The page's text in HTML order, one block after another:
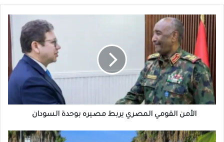
الأمن
القومي
المصري
يربط
مصيره
بوحدة
السودان
الأمن القومي المصري يربط مصيره بوحدة السودان
بهر